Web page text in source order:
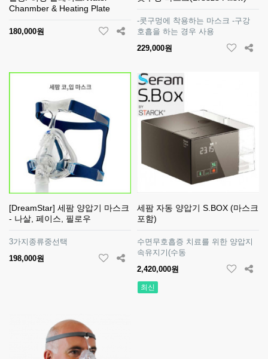
Chanmber & Heating Plate
180,000원
-콧구멍에 착용하는 마스크 -구강
호흡을 하는 경우 사용
229,000원
[DreamStar] 세팜 양압기 마스크
- 나살, 페이스, 필로우
3가지종류중선택
198,000원
세팜 자동 양압기 S.BOX (마스크
포함)
수면무호흡증 치료를 위한 양압지
속유지기(수동
2,420,000원
최신